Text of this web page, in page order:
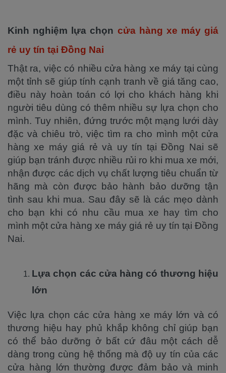
Kinh nghiệm lựa chọn cửa hàng xe máy giá
rẻ uy tín tại Đồng Nai
Thật ra, việc có nhiều cửa hàng xe máy tại cùng
một tỉnh sẽ giúp tính cạnh tranh về giá tăng cao,
điều này hoàn toán có lợi cho khách hàng khi
người tiêu dùng có thêm nhiều sự lựa chọn cho
mình. Tuy nhiên, đứng trước một mạng lưới dày
đặc và chiêu trò, việc tìm ra cho mình một cửa
hàng xe máy giá rẻ và uy tín tại Đồng Nai sẽ
giúp bạn tránh được nhiều rủi ro khi mua xe mới,
nhận được các dịch vụ chất lượng tiêu chuẩn từ
hãng mà còn được bảo hành bảo dưỡng tận
tình sau khi mua. Sau đây sẽ là các mẹo dành
cho bạn khi có nhu cầu mua xe hay tìm cho
mình một cửa hàng xe máy giá rẻ uy tín tại Đồng
Nai.
Lựa chọn các cửa hàng có thương hiệu
lớn
Việc lựa chọn các cửa hàng xe máy lớn và có
thương hiệu hay phủ khắp không chỉ giúp bạn
có thể bảo dưỡng ở bất cứ đâu một cách dễ
dàng trong cùng hệ thống mà độ uy tín của các
cửa hàng lớn thường được đảm bảo và minh